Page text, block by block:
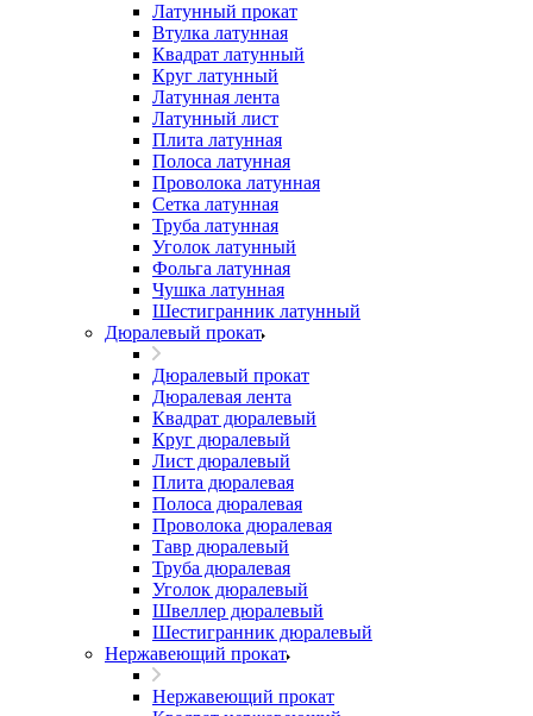
Латунный прокат
Втулка латунная
Квадрат латунный
Круг латунный
Латунная лента
Латунный лист
Плита латунная
Полоса латунная
Проволока латунная
Сетка латунная
Труба латунная
Уголок латунный
Фольга латунная
Чушка латунная
Шестигранник латунный
Дюралевый прокат
Дюралевый прокат
Дюралевая лента
Квадрат дюралевый
Круг дюралевый
Лист дюралевый
Плита дюралевая
Полоса дюралевая
Проволока дюралевая
Тавр дюралевый
Труба дюралевая
Уголок дюралевый
Швеллер дюралевый
Шестигранник дюралевый
Нержавеющий прокат
Нержавеющий прокат